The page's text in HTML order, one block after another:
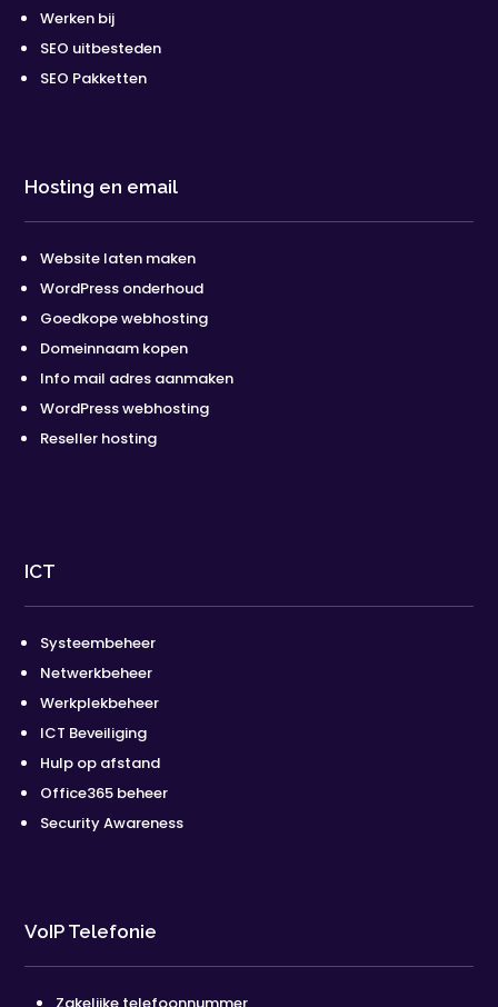
Werken bij
SEO uitbesteden
SEO Pakketten
Hosting en email
Website laten maken
WordPress onderhoud
Goedkope webhosting
Domeinnaam kopen
Info mail adres aanmaken
WordPress webhosting
Reseller hosting
ICT
Systeembeheer
Netwerkbeheer
Werkplekbeheer
ICT Beveiliging
Hulp op afstand
Office365 beheer
Security Awareness
VoIP Telefonie
Zakelijke telefoonnummer